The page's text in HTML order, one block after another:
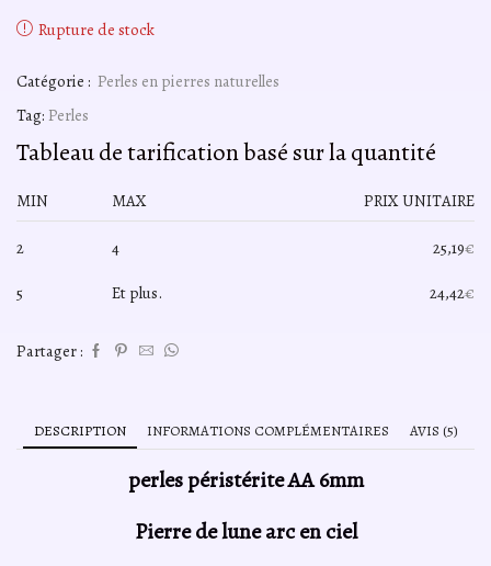
Rupture de stock
Catégorie : Perles en pierres naturelles
Tag: Perles
Tableau de tarification basé sur la quantité
MIN MAX PRIX UNITAIRE
2 4 25,19€
5 Et plus. 24,42€
Partager :
DESCRIPTION INFORMATIONS COMPLÉMENTAIRES AVIS (5)
perles péristérite AA 6mm
Pierre de lune arc en ciel